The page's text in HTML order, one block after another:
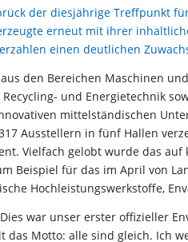
der diesjährige Treffpunkt
erneut mit ihrer
einen deutlichen
den Bereichen Maschinen
und Energietechnik
mittelständischen
Ausstellern in fünf Hallen
Vielfach gelobt wurde das
Beispiel für das im April von
Hochleistungswerkstoffe,
war unser erster offizieller
das Motto: alle sind gleich. Ich